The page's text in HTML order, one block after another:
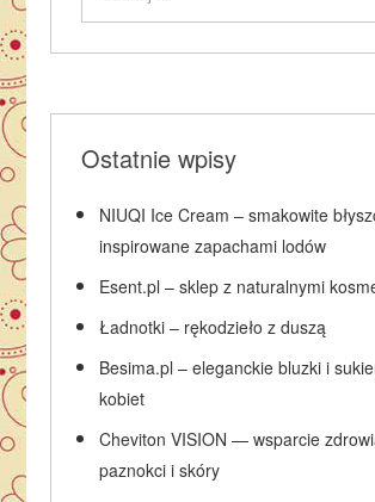
Ostatnie wpisy
NIUQI Ice Cream – smakowite
inspirowane zapachami lodów
Esent.pl – sklep z naturalnymi
Ładnotki – rękodzieło z duszą
Besima.pl – eleganckie bluzki i
kobiet
Cheviton VISION — wsparcie
paznokci i skóry